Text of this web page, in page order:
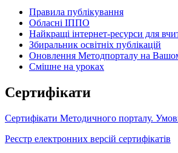
Правила публікування
Обласні ІППО
Найкращі інтернет-ресурси для
Збиральник освітніх публікацій
Оновлення Методпорталу на
Cмішне на уроках
Сертифікати
Сертифікати Методичного порталу.
Реєстр електронних версій сертифікатів